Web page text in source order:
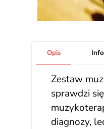
Opis
Zestaw
sprawdzi
diagnozy,